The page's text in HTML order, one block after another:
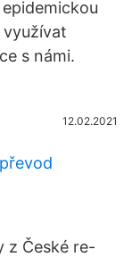
s námi.
12.02.2021
z České re-